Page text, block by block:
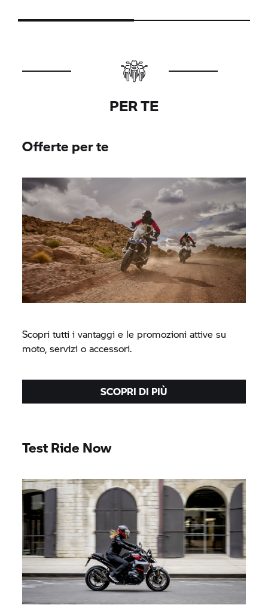
PER TE
Offerte per te
Scopri tutti i vantaggi e le promozioni attive su
moto, servizi o accessori.
SCOPRI DI PIÙ
Test Ride Now